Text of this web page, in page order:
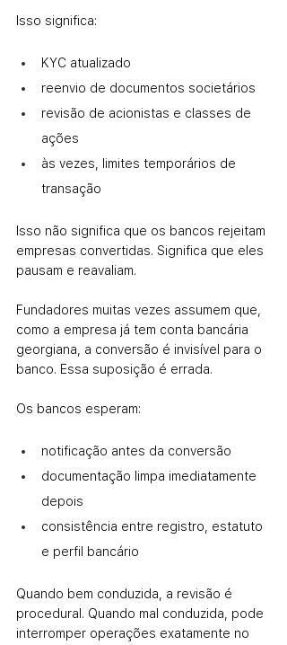
Isso significa:
KYC atualizado
reenvio de documentos societários
revisão de acionistas e classes de
ações
às vezes, limites temporários de
transação
Isso não significa que os bancos rejeitam
empresas convertidas. Significa que eles
pausam e reavaliam.
Fundadores muitas vezes assumem que,
como a empresa já tem conta bancária
georgiana, a conversão é invisível para o
banco. Essa suposição é errada.
Os bancos esperam:
notificação antes da conversão
documentação limpa imediatamente
depois
consistência entre registro, estatuto
e perfil bancário
Quando bem conduzida, a revisão é
procedural. Quando mal conduzida, pode
interromper operações exatamente no